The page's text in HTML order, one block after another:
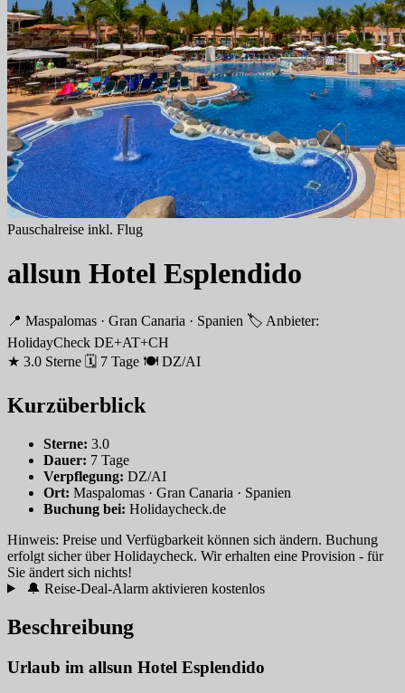
Pauschalreise inkl. Flug
allsun Hotel Esplendido
📍 Maspalomas · Gran Canaria · Spanien 🏷 Anbieter:
HolidayCheck DE+AT+CH
★ 3.0 Sterne 🗓 7 Tage 🍽 DZ/AI
Kurzüberblick
Sterne: 3.0
Dauer: 7 Tage
Verpflegung: DZ/AI
Ort: Maspalomas · Gran Canaria · Spanien
Buchung bei: Holidaycheck.de
Hinweis: Preise und Verfügbarkeit können sich ändern. Buchung
erfolgt sicher über Holidaycheck. Wir erhalten eine Provision - für
Sie ändert sich nichts!
🔔 Reise-Deal-Alarm aktivieren kostenlos
Beschreibung
Urlaub im allsun Hotel Esplendido